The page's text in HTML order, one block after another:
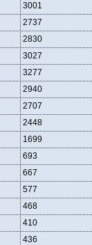
3001
2737
2830
3027
3277
2940
2707
2448
1699
693
667
577
468
410
436